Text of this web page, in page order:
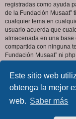
Este sitio web
obtenga la mejor
web. Saber más
registradas como ayuda
de la Fundación Musaat”
cualquier tema en
usuario acuerda que
almacenada en una
compartida con ninguna
Fundación Musaat” ni
intento de hacking que